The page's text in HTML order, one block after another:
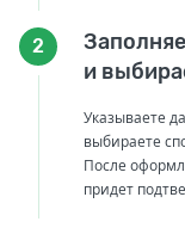
2
и
Указываете
выбираете
После
придет